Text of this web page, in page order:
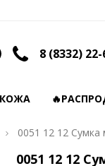
8 (8332)
0051 12 12 Сумка
0051 12 12